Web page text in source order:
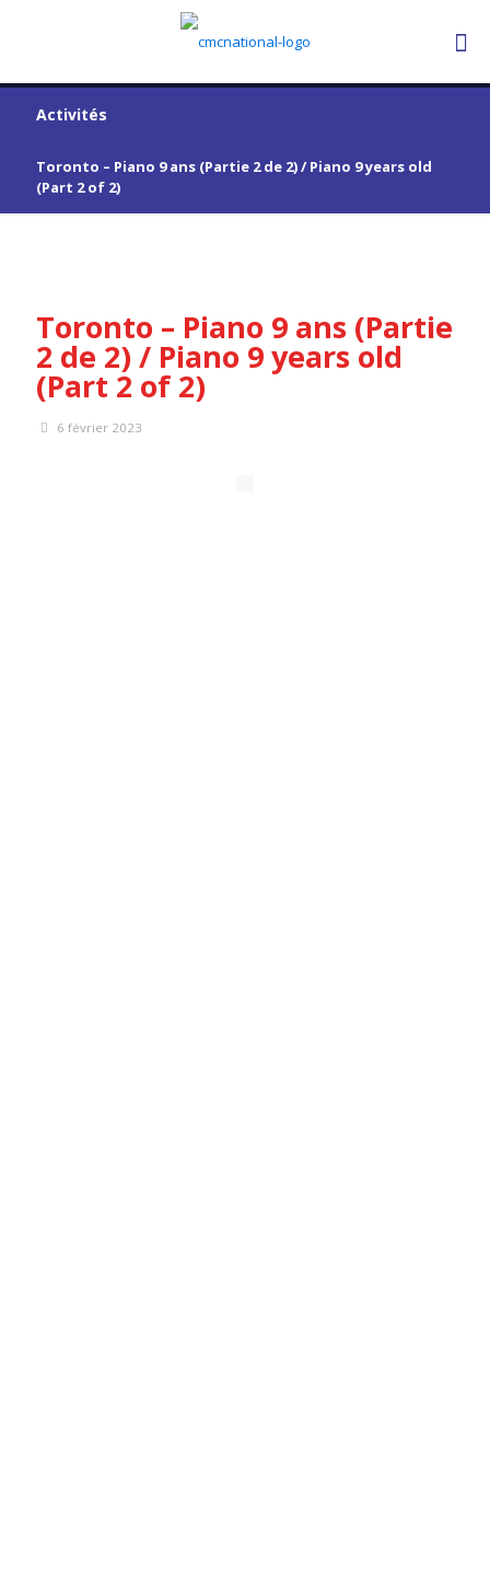
Activités
Toronto – Piano 9 ans (Partie 2 de 2) / Piano 9 years old
(Part 2 of 2)
Toronto – Piano 9 ans (Partie
2 de 2) / Piano 9 years old
(Part 2 of 2)
6 février 2023